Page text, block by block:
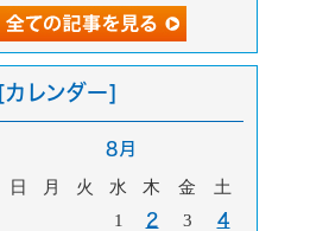
[カレンダー]
8月
日 月 火 水 木 金
土
1
2 3 4